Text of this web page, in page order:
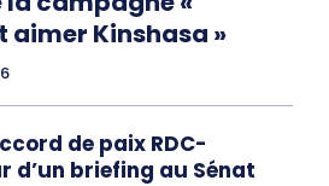
aimer Kinshasa »
de paix RDC-
d’un briefing au Sénat